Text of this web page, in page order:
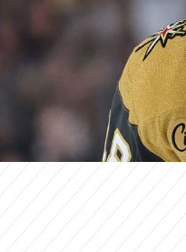
největším tahounům
hazardu vede nad
jeho gólům.
trápil. Kde přišel ke
rozhovoru pro CNN